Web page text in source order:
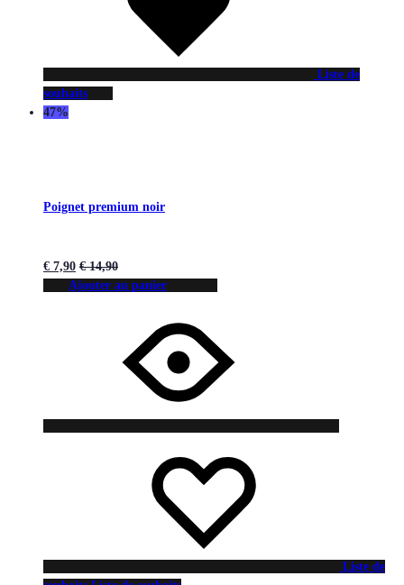
Liste de
souhaits
47%
Poignet premium noir
€ 7,90 €14,90
Ajouter au panier
Liste de